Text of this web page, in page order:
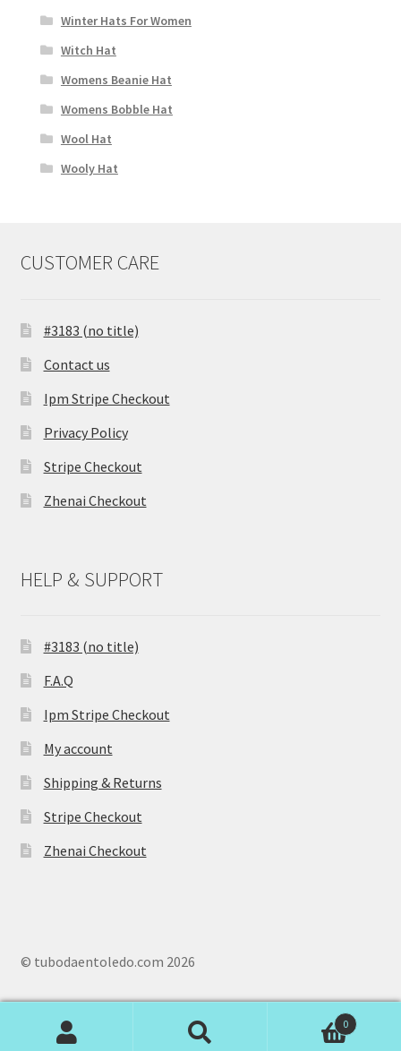
Winter Hats For Women
Witch Hat
Womens Beanie Hat
Womens Bobble Hat
Wool Hat
Wooly Hat
CUSTOMER CARE
#3183 (no title)
Contact us
Ipm Stripe Checkout
Privacy Policy
Stripe Checkout
Zhenai Checkout
HELP & SUPPORT
#3183 (no title)
F.A.Q
Ipm Stripe Checkout
My account
Shipping & Returns
Stripe Checkout
Zhenai Checkout
© tubodaentoledo.com 2026
0